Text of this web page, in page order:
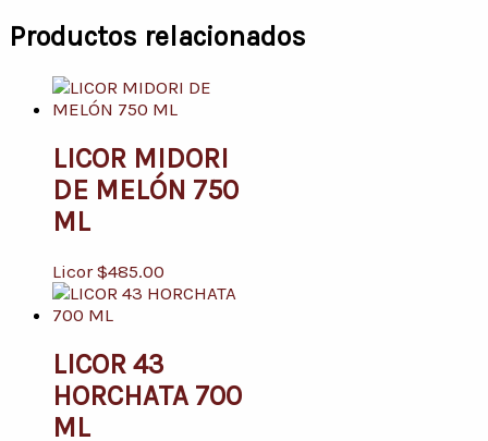
Productos relacionados
LICOR MIDORI
DE MELÓN 750
ML
Licor$485.00
LICOR 43
HORCHATA 700
ML